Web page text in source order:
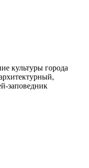
культуры города
заповедник